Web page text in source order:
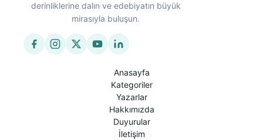
derinliklerine dalın ve edebiyatın büyük
mirasıyla buluşun.
Anasayfa
Kategoriler
Yazarlar
Hakkımızda
Duyurular
İletişim